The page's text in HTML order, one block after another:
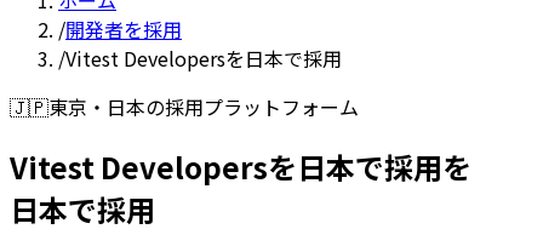
/開発者を採用
/Vitest Developersを日本で採用
🇯🇵東京・日本の採用プラットフォーム
Vitest Developersを日本で採用を
日本で採用